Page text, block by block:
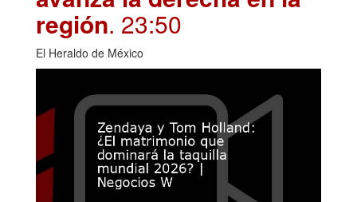
región. 23:50
El Heraldo de México